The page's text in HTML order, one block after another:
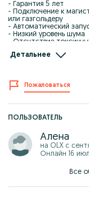
- Гарантия 5 лет
- Подключение к
или газгольдеру
- Автоматический
- Низкий уровень шума
- Отсутствие
- Удаленный мониторинг
нашем сайте:
Мы оказываем широкий
- Подбор оборудования,
- Доставка,
- Сервисное
! Установка
Детальнее
Пожаловаться
ПОЛЬЗОВАТЕЛЬ
Алена
на OLX с
Онлайн 16
Все